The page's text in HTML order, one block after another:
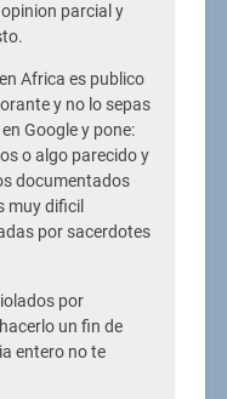
parcial y
Africa es publico
y no lo sepas
Google y pone:
o algo parecido y
documentados
muy dificil
por sacerdotes
por
un fin de
entero no te